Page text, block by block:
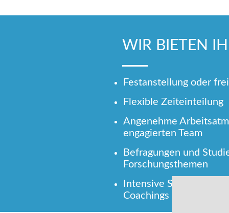
WIR BIETEN
Festanstellung oder
Flexible Zeiteinteilung
Angenehme
engagierten Team
Befragungen und
Forschungsthemen
Intensive Schulungen
Coachings